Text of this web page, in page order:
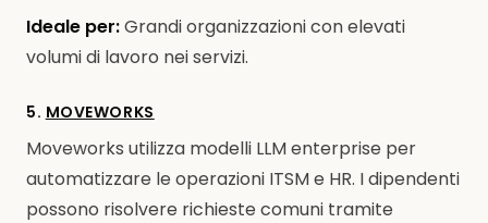
Ideale per:Grandi organizzazioni con elevati
volumi di lavoro nei servizi.
5. MOVEWORKS
Moveworks utilizza modelli LLM enterprise per
automatizzare le operazioni ITSM e HR. I dipendenti
possono risolvere richieste comuni tramite